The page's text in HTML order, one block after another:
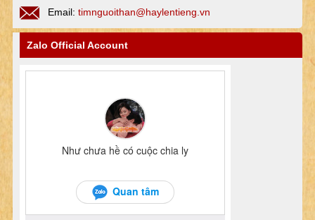
Email: timnguoithan@haylentieng.vn
Zalo Official Account